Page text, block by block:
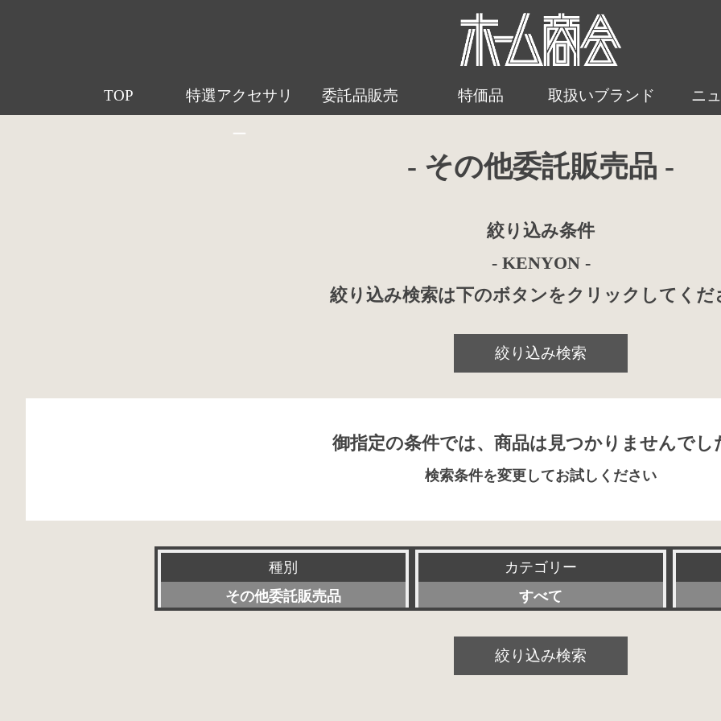
TOP 特選アクセサリ
ー
委託品販売 特価品 取扱いブランド ニ
- その他委託販売品 -
絞り込み条件
- KENYON -
絞り込み検索は下のボタンをクリックしてくだ
絞り込み検索
御指定の条件では、商品は見つかりませんでし
検索条件を変更してお試しください
種別
その他委託販売品
カテゴリー
すべて
パワーアンプ
絞り込み検索